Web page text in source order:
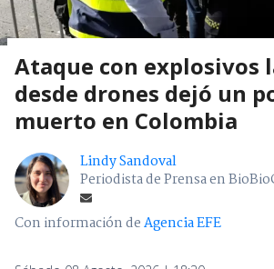
Ataque con explosivos
desde drones dejó un
muerto en Colombia
Lindy Sandoval
Periodista de Prensa en
Con información deAgencia EFE